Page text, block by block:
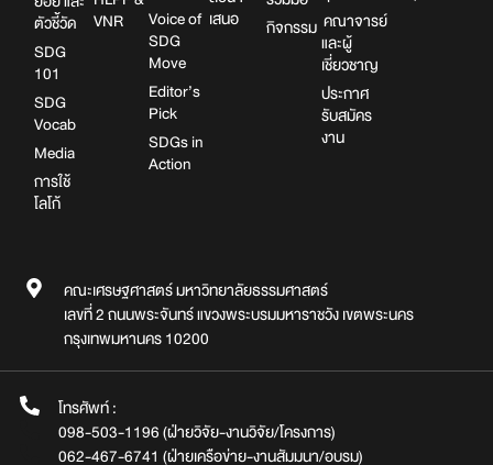
ตัวชี้วัด
SDG
101
SDG
Vocab
Media
การใช้
โลโก้
VNR
Voice of
SDG
Move
Editor’s
Pick
SDGs in
Action
เสนอ
กิจกรรม คณาจารย์
และผู้
เชี่ยวชาญ
ประกาศ
รับสมัคร
งาน
คณะเศรษฐศาสตร์ มหาวิทยาลัยธรรมศาสตร์
เลขที่ 2 ถนนพระจันทร์ แขวงพระบรมมหาราชวัง เขตพระนคร
กรุงเทพมหานคร 10200
โทรศัพท์ :
098-503-1196 (ฝ่ายวิจัย-งานวิจัย/โครงการ)
062-467-6741 (ฝ่ายเครือข่าย-งานสัมมนา/อบรม)